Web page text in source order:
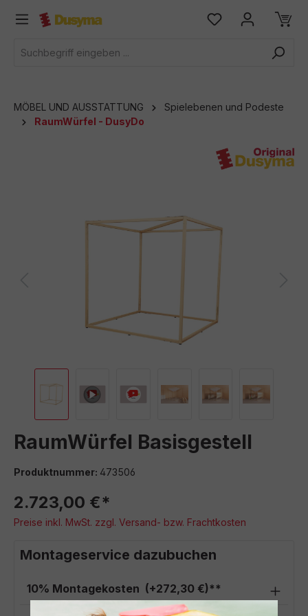
springen
MÖBEL UND AUSSTATTUNG
Spielebenen und Podeste
RaumWürfel - DusyDo
RaumWürfel Basisgestell
Produktnummer: 473506
2.723,00 €*
Preise inkl. MwSt. zzgl. Versand- bzw. Frachtkosten
Montageservice dazubuchen
10% Montagekosten (+272,30 €)**